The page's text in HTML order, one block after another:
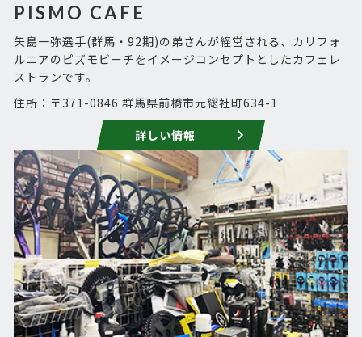
PISMO CAFE
矢島一弥選手(群馬・92期)の弟さんが経営される、カリフォ
ルニアのピズモビーチをイメージコンセプトとしたカフェレ
ストランです。
住所：〒371-0846 群馬県前橋市元総社町634-1
詳しい情報